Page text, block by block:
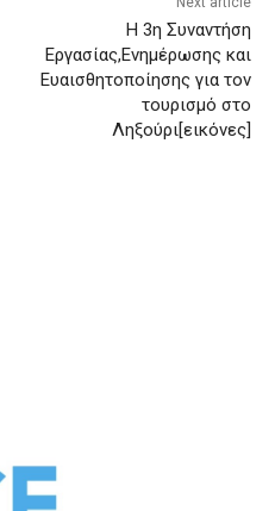
Η 3η Συναντήση
Εργασίας,Ενημέρωσης και
Ευαισθητοποίησης για τον
τουρισμό στο
Ληξούρι[εικόνες]